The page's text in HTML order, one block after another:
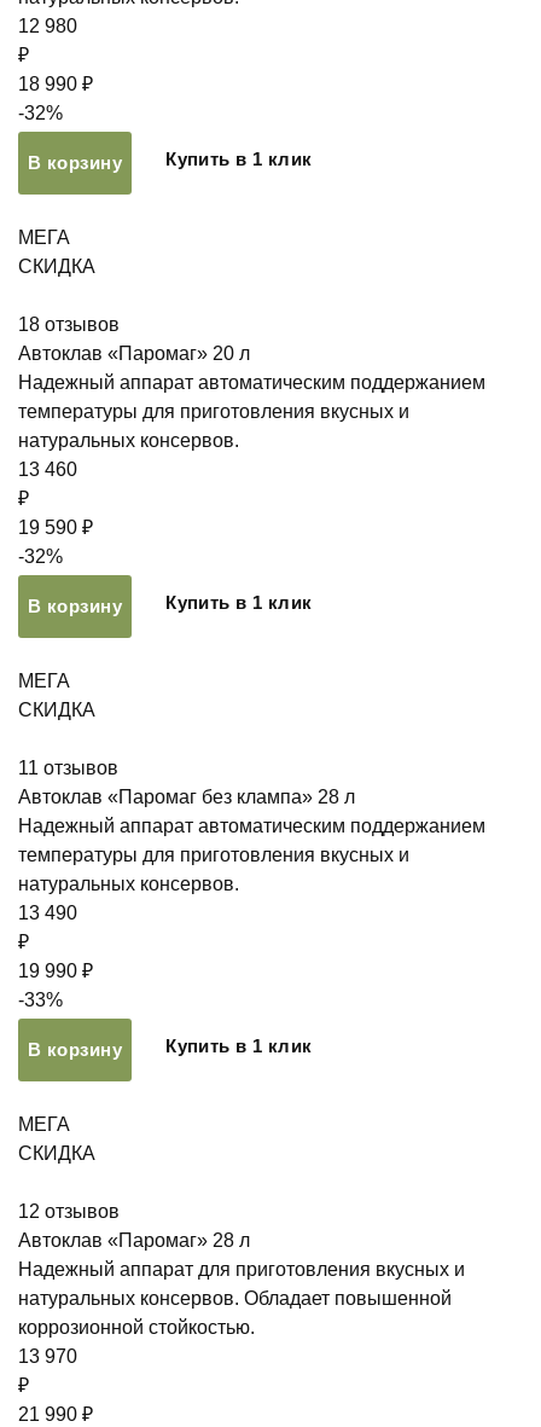
12 980
₽
18 990 ₽
-32%
В корзину Купить в 1 клик
МЕГА
СКИДКА
18 отзывов
Автоклав «Паромаг» 20 л
Надежный аппарат автоматическим поддержанием
температуры для приготовления вкусных и
натуральных консервов.
13 460
₽
19 590 ₽
-32%
В корзину Купить в 1 клик
МЕГА
СКИДКА
11 отзывов
Автоклав «Паромаг без клампа» 28 л
Надежный аппарат автоматическим поддержанием
температуры для приготовления вкусных и
натуральных консервов.
13 490
₽
19 990 ₽
-33%
В корзину Купить в 1 клик
МЕГА
СКИДКА
12 отзывов
Автоклав «Паромаг» 28 л
Надежный аппарат для приготовления вкусных и
натуральных консервов. Обладает повышенной
коррозионной стойкостью.
13 970
₽
21 990 ₽